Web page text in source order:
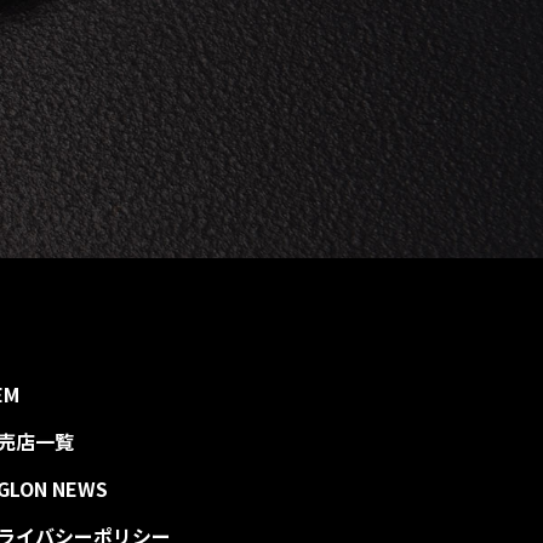
店一覧
NEWS
イバシーポリシー